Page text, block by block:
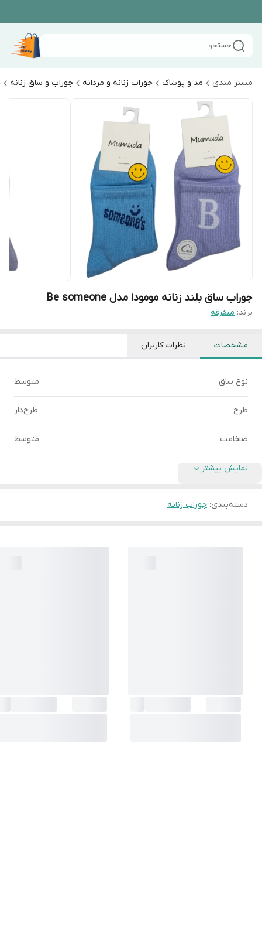
جستجو
مستر مندی مد و پوشاک جوراب زنانه و مردانه جوراب و ساق زنانه
جوراب ساق بلند زنانه مومودا مدل Be someone
برند: متفرقه
مشخصات نظرات کاربران
نوع ساق متوسط
طرح طرح‌دار
ضخامت متوسط
نمایش بیشتر
دسته‌بندی: جوراب زنانه